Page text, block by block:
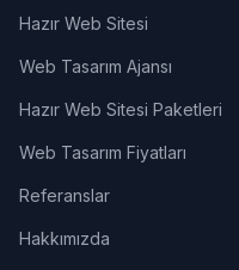
Hazır Web Sitesi
Web Tasarım Ajansı
Hazır Web Sitesi Paketleri
Web Tasarım Fiyatları
Referanslar
Hakkımızda